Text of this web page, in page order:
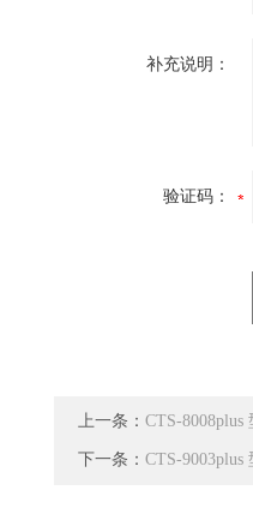
补充说明：
验证码：
上一条： CTS-
下一条： CTS-